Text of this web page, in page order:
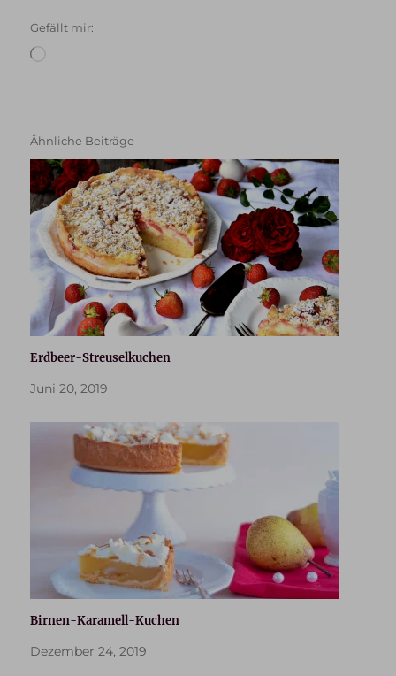
Gefällt mir:
Ähnliche Beiträge
Erdbeer-Streuselkuchen
Juni 20, 2019
Birnen-Karamell-Kuchen
Dezember 24, 2019